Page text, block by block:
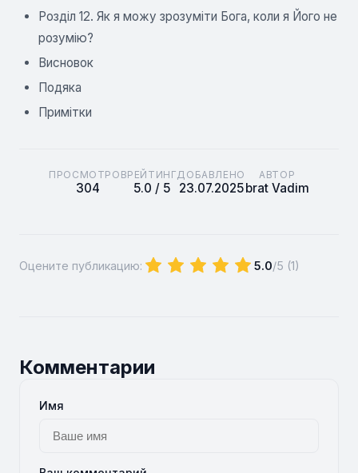
Розділ 12. Як я можу зрозуміти Бога, коли я Його не
розумію?
Висновок
Подяка
Примітки
ПРОСМОТРОВ
304
РЕЙТИНГ
5.0 / 5
ДОБАВЛЕНО
23.07.2025
АВТОР
brat Vadim
Оцените публикацию: 5.0/5 (1)
Комментарии
Имя